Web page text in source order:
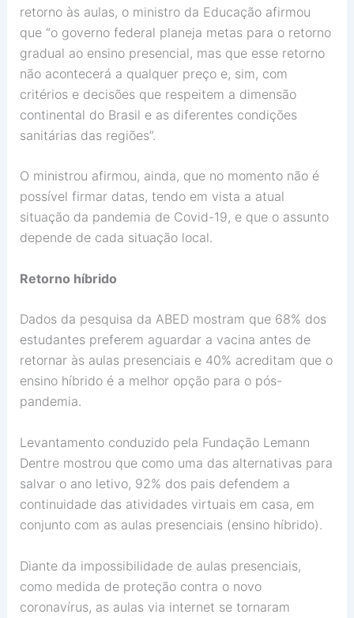
retorno às aulas, o ministro da Educação afirmou
que “o governo federal planeja metas para o retorno
gradual ao ensino presencial, mas que esse retorno
não acontecerá a qualquer preço e, sim, com
critérios e decisões que respeitem a dimensão
continental do Brasil e as diferentes condições
sanitárias das regiões”.
O ministrou afirmou, ainda, que no momento não é
possível firmar datas, tendo em vista a atual
situação da pandemia de Covid-19, e que o assunto
depende de cada situação local.
Retorno híbrido
Dados da pesquisa da ABED mostram que 68% dos
estudantes preferem aguardar a vacina antes de
retornar às aulas presenciais e 40% acreditam que o
ensino híbrido é a melhor opção para o pós-
pandemia.
Levantamento conduzido pela Fundação Lemann
Dentre mostrou que como uma das alternativas para
salvar o ano letivo, 92% dos pais defendem a
continuidade das atividades virtuais em casa, em
conjunto com as aulas presenciais (ensino híbrido).
Diante da impossibilidade de aulas presenciais,
como medida de proteção contra o novo
coronavírus, as aulas via internet se tornaram